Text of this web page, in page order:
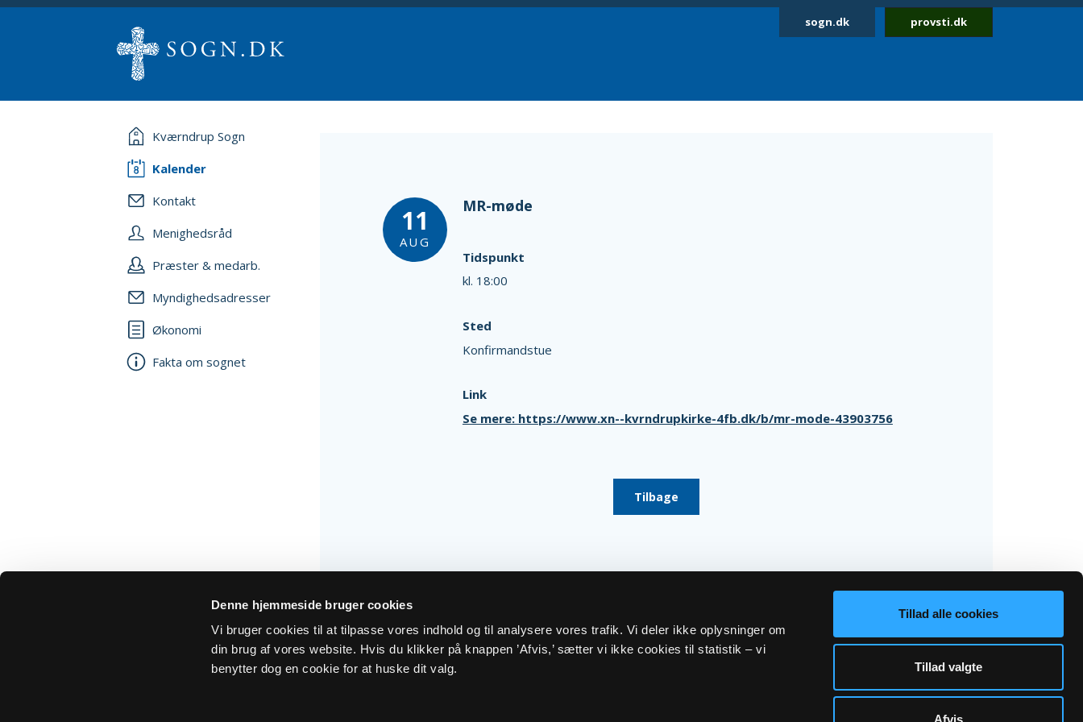
Denne hjemmeside bruger cookies
Vi bruger cookies til at tilpasse vores indhold og til analysere vores trafik. Vi deler ikke oplysninger om
din brug af vores website. Hvis du klikker på knappen ’Afvis,’ sætter vi ikke cookies til statistik – vi
benytter dog en cookie for at huske dit valg.
Tillad alle cookies
Tillad valgte
Afvis
sogn.dk provsti.dk
Kværndrup Sogn
Kalender
Kontakt
Menighedsråd
Præster & medarb.
Myndighedsadresser
Økonomi
Fakta om sognet
11
AUG
MR-møde
Tidspunkt
kl. 18:00
Sted
Konfirmandstue
Link
Se mere: https://www.xn--kvrndrupkirke-4fb.dk/b/mr-mode-43903756
Tilbage